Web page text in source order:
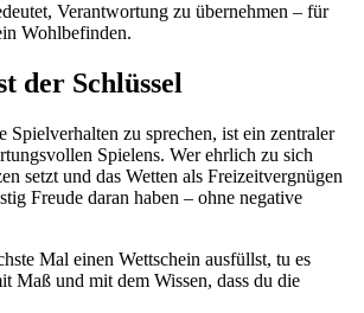
Verantwortung zu übernehmen – für
Wohlbefinden.
der Schlüssel
Spielverhalten zu sprechen, ist ein zentraler
Spielens. Wer ehrlich zu sich
setzt und das Wetten als Freizeitvergnügen
Freude daran haben – ohne negative
Mal einen Wettschein ausfüllst, tu es
Maß und mit dem Wissen, dass du die